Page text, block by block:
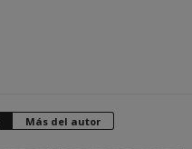
Más del autor